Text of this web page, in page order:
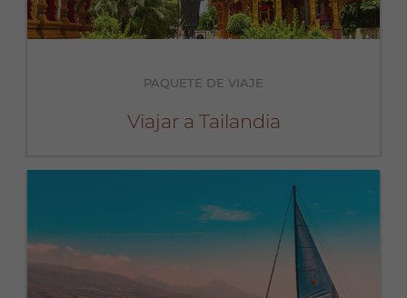
PAQUETE DE VIAJE
Viajar a Tailandia